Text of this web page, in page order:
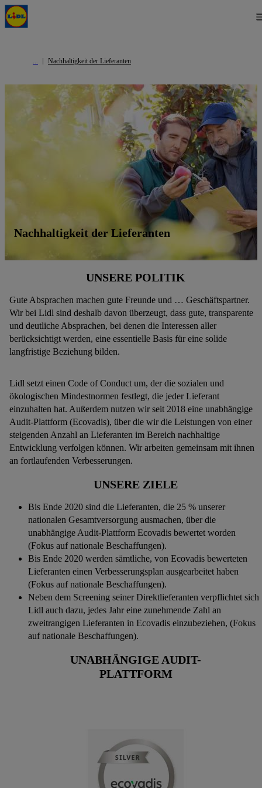
Nachhaltigkeit der Lieferanten
Nachhaltigkeit der Lieferanten
UNSERE POLITIK
Gute Absprachen machen gute Freunde und … Geschäftspartner.
Wir bei Lidl sind deshalb davon überzeugt, dass gute, transparente
und deutliche Absprachen, bei denen die Interessen aller
berücksichtigt werden, eine essentielle Basis für eine solide
langfristige Beziehung bilden.
Lidl setzt einen Code of Conduct um, der die sozialen und
ökologischen Mindestnormen festlegt, die jeder Lieferant
einzuhalten hat. Außerdem nutzen wir seit 2018 eine unabhängige
Audit-Plattform (Ecovadis), über die wir die Leistungen von einer
steigenden Anzahl an Lieferanten im Bereich nachhaltige
Entwicklung verfolgen können. Wir arbeiten gemeinsam mit ihnen
an fortlaufenden Verbesserungen.
UNSERE ZIELE
Bis Ende 2020 sind die Lieferanten, die 25 % unserer
nationalen Gesamtversorgung ausmachen, über die
unabhängige Audit-Plattform Ecovadis bewertet worden
(Fokus auf nationale Beschaffungen).
Bis Ende 2020 werden sämtliche, von Ecovadis bewerteten
Lieferanten einen Verbesserungsplan ausgearbeitet haben
(Fokus auf nationale Beschaffungen).
Neben dem Screening seiner Direktlieferanten verpflichtet sich
Lidl auch dazu, jedes Jahr eine zunehmende Zahl an
zweitrangigen Lieferanten in Ecovadis einzubeziehen, (Fokus
auf nationale Beschaffungen).
UNABHÄNGIGE AUDIT-
PLATTFORM